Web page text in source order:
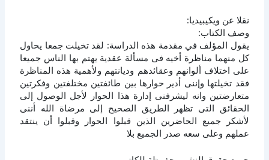
نقلا عن ويكيبيديا:
وصف الكتاب:
يقول المؤلف في مقدمة هذه الدراسة: لقد تخيلت جمعا يحاول
كل منهما مناظرة أخيه فى مسألة عقدية يهتم بها الناس جميعا
على اختلاف ألوانهم وعقائدهم وديانتهم ولأهمية هذه المناظرة
فقد تخيلتها وإننى أدير حوارها بين طائفتين مختلفتين وفكرتين
متعارضتين وانه ليشرفنى إدارة هذا الحوار لأجل الوصول إلى
الحقائق التى تظهر الطريق الصحيح إلى مرضاة الله أننى
لأشكر جميع الحاضرين الذين قبلوا الحوار وقبلوا أن ينتقد
عملهم وعلى سعه صدر الجميع بلا